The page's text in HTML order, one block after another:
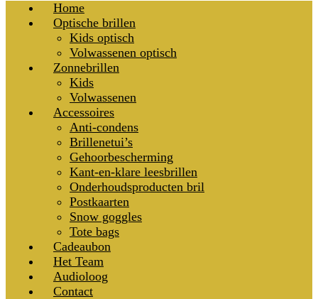
Home
Optische brillen
Kids optisch
Volwassenen optisch
Zonnebrillen
Kids
Volwassenen
Accessoires
Anti-condens
Brillenetui’s
Gehoorbescherming
Kant-en-klare leesbrillen
Onderhoudsproducten bril
Postkaarten
Snow goggles
Tote bags
Cadeaubon
Het Team
Audioloog
Contact